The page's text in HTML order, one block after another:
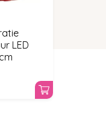
LED